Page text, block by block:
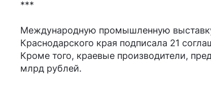
***
Международную промышленную выставку
Краснодарского края подписала 21
Кроме того, краевые производители,
млрд рублей.